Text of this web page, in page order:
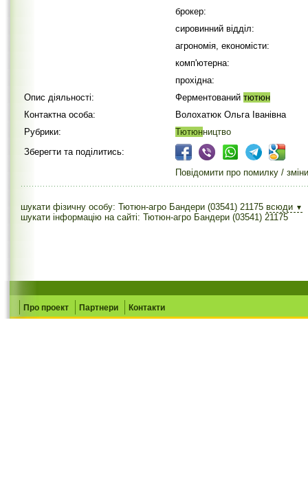
брокер:
сировинний відділ:
агрономія, економісти:
комп'ютерна:
прохідна:
Опис діяльності:
Ферментований тютюн
Контактна особа:
Волохатюк Ольга Іванівна
Рубрики:
Тютюнництво
Зберегти та поділитись:
Повідомити про помилку / зміни
шукати фізичну особу: Тютюн-агро Бандери (03541) 21175 всюди ▼
шукати інформацію на сайті: Тютюн-агро Бандери (03541) 21175
Про проект Партнери Контакти